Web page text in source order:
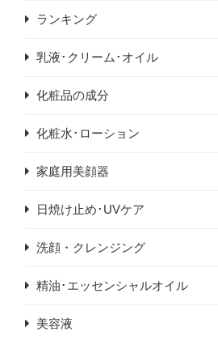
ランキング
乳液･クリーム･オイル
化粧品の成分
化粧水･ローション
家庭用美顔器
日焼け止め･UVケア
洗顔・クレンジング
精油･エッセンシャルオイル
美容液